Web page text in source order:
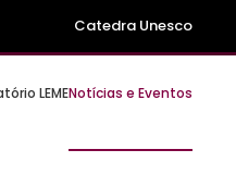
Catedra Unesco
LEMENotícias e Eventos